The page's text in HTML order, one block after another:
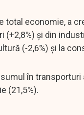
total economie, a
și din
(-2,6%) și la
în transporturi
(21,5%).